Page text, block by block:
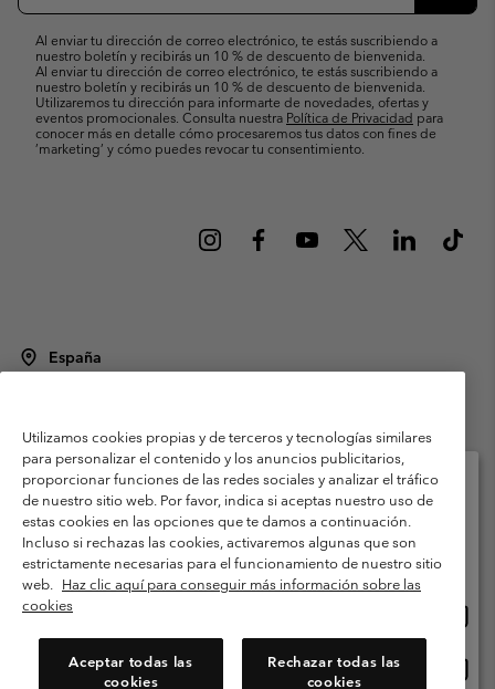
correo
Al enviar tu dirección de correo electrónico, te estás suscribiendo a
nuestro boletín y recibirás un 10 % de descuento de bienvenida.
Al enviar tu dirección de correo electrónico, te estás suscribiendo a
nuestro boletín y recibirás un 10 % de descuento de bienvenida.
Utilizaremos tu dirección para informarte de novedades, ofertas y
eventos promocionales. Consulta nuestra Política de Privacidad para
conocer más en detalle cómo procesaremos tus datos con fines de
’marketing’ y cómo puedes revocar tu consentimiento.
España
Condiciones de uso
Terminos de Venta
Garantía
Política de Privacidad
Términos y condiciones del programa de miembros
Términos De Uso Del Contenido Generado Por Los Usuarios
Impressum
Cookies Public CBCR
Servicio al cliente: Lu. - Vi. de 9:00 a 13:00 y de 14:00 a 18:00
Utilizamos cookies propias y de terceros y tecnologías similares
para personalizar el contenido y los anuncios publicitarios,
proporcionar funciones de las redes sociales y analizar el tráfico
de nuestro sitio web. Por favor, indica si aceptas nuestro uso de
estas cookies en las opciones que te damos a continuación.
Incluso si rechazas las cookies, activaremos algunas que son
estrictamente necesarias para el funcionamiento de nuestro sitio
web. Haz clic aquí para conseguir más información sobre las
cookies
Aceptar todas las
cookies
Rechazar todas las
cookies
Selecciona tu país e idioma envío
Compras en línea disponibles
línea
España